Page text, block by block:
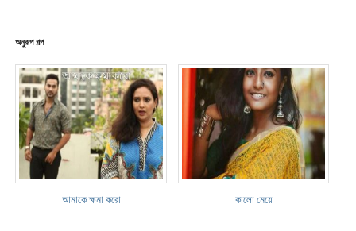
অনুরূপ গল্প
আমাকে ক্ষমা করো কালো মেয়ে